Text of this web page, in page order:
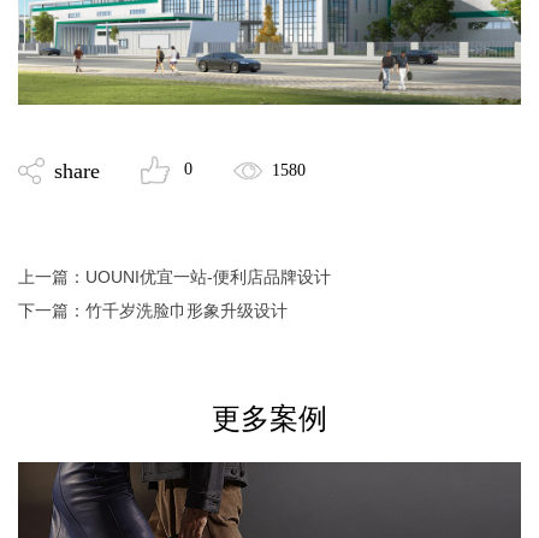
share 0 1580
上一篇： UOUNI优宜一站-便利店品牌设计
下一篇： 竹千岁洗脸巾形象升级设计
更多案例